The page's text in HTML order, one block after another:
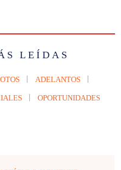
LEÍDAS
ADELANTOS
OPORTUNIDADES